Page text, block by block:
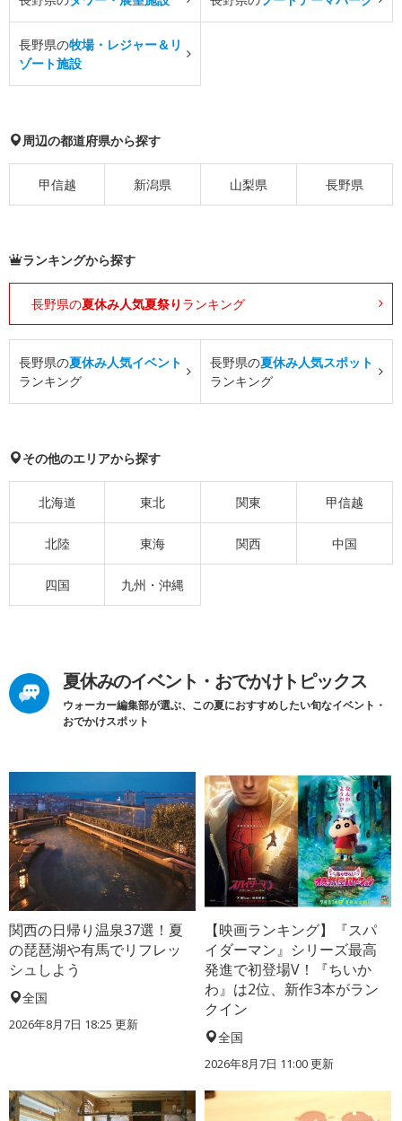
長野県の牧場・レジャー＆リ
ゾート施設
周辺の都道府県から探す
甲信越 新潟県 山梨県 長野県
ランキングから探す
長野県の夏休み人気夏祭り ランキング
長野県の夏休み人気イベント
ランキング
長野県の夏休み人気スポット
ランキング
その他のエリアから探す
北海道 東北 関東 甲信越
北陸 東海 関西 中国
四国 九州・沖縄
夏休みのイベント・おでかけトピックス
ウォーカー編集部が選ぶ、この夏におすすめしたい旬なイベント・
おでかけスポット
関西の日帰り温泉37選！夏
の琵琶湖や有馬でリフレッ
シュしよう
全国
2026年8月7日 18:25 更新
【映画ランキング】『スパ
イダーマン』シリーズ最高
発進で初登場V！『ちいか
わ』は2位、新作3本がラン
クイン
全国
2026年8月7日 11:00更新